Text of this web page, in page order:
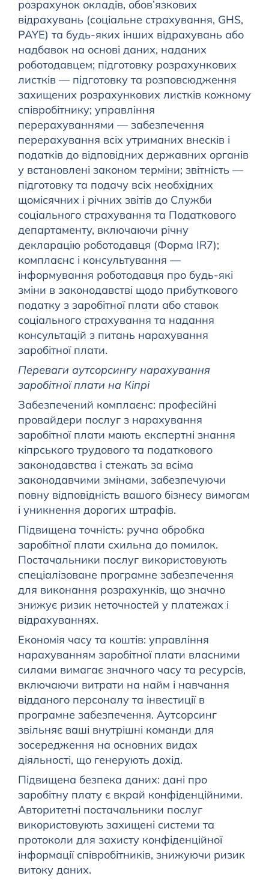
розрахунок окладів, обов’язкових
відрахувань (соціальне страхування, GHS,
PAYE) та будь-яких інших відрахувань або
надбавок на основі даних, наданих
роботодавцем; підготовку розрахункових
листків — підготовку та розповсюдження
захищених розрахункових листків кожному
співробітнику; управління
перерахуваннями — забезпечення
перерахування всіх утриманих внесків і
податків до відповідних державних органів
у встановлені законом терміни; звітність —
підготовку та подачу всіх необхідних
щомісячних і річних звітів до Служби
соціального страхування та Податкового
департаменту, включаючи річну
декларацію роботодавця (Форма IR7);
комплаєнс і консультування —
інформування роботодавця про будь-які
зміни в законодавстві щодо прибуткового
податку з заробітної плати або ставок
соціального страхування та надання
консультацій з питань нарахування
заробітної плати.
Переваги аутсорсингу нарахування
заробітної плати на Кіпрі
Забезпечений комплаєнс: професійні
провайдери послуг з нарахування
заробітної плати мають експертні знання
кіпрського трудового та податкового
законодавства і стежать за всіма
законодавчими змінами, забезпечуючи
повну відповідність вашого бізнесу вимогам
і уникнення дорогих штрафів.
Підвищена точність: ручна обробка
заробітної плати схильна до помилок.
Постачальники послуг використовують
спеціалізоване програмне забезпечення
для виконання розрахунків, що значно
знижує ризик неточностей у платежах і
відрахуваннях.
Економія часу та коштів: управління
нарахуванням заробітної плати власними
силами вимагає значного часу та ресурсів,
включаючи витрати на найм і навчання
відданого персоналу та інвестиції в
програмне забезпечення. Аутсорсинг
звільняє ваші внутрішні команди для
зосередження на основних видах
діяльності, що генерують дохід.
Підвищена безпека даних: дані про
заробітну плату є вкрай конфіденційними.
Авторитетні постачальники послуг
використовують захищені системи та
протоколи для захисту конфіденційної
інформації співробітників, знижуючи ризик
витоку даних.